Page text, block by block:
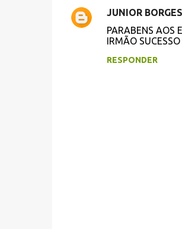
C
JUNIOR BORGES
PARABENS AOS
IRMÃO SUCESSO
RESPONDER